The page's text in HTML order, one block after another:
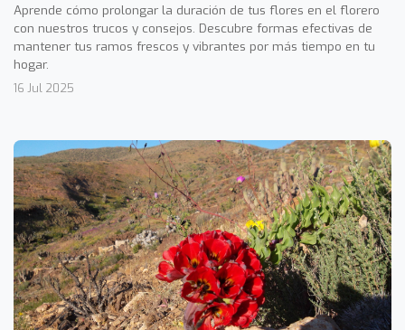
Aprende cómo prolongar la duración de tus flores en el florero
con nuestros trucos y consejos. Descubre formas efectivas de
mantener tus ramos frescos y vibrantes por más tiempo en tu
hogar.
16 Jul 2025